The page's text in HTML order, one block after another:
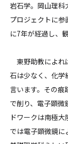
岩石学。岡山理科
プロジェクトに
に7年が経過し、
東野助教によれ
石は少なく、化学
言います。その痕
で削り、電子顕微
ドワークは南極
では電子顕微鏡